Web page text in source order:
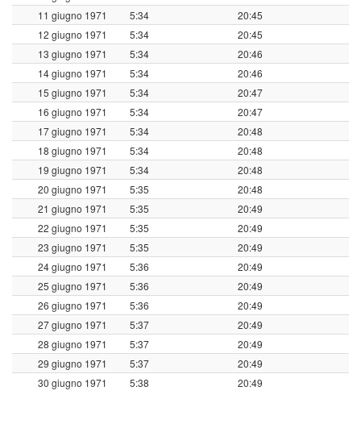
11 giugno 1971
5:34
20:45
12 giugno 1971
5:34
20:45
13 giugno 1971
5:34
20:46
14 giugno 1971
5:34
20:46
15 giugno 1971
5:34
20:47
16 giugno 1971
5:34
20:47
17 giugno 1971
5:34
20:48
18 giugno 1971
5:34
20:48
19 giugno 1971
5:34
20:48
20 giugno 1971
5:35
20:48
21 giugno 1971
5:35
20:49
22 giugno 1971
5:35
20:49
23 giugno 1971
5:35
20:49
24 giugno 1971
5:36
20:49
25 giugno 1971
5:36
20:49
26 giugno 1971
5:36
20:49
27 giugno 1971
5:37
20:49
28 giugno 1971
5:37
20:49
29 giugno 1971
5:37
20:49
30 giugno 1971
5:38 20:49